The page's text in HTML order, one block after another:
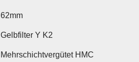
62mm
Gelbfilter Y K2
Mehrschichtvergütet HMC